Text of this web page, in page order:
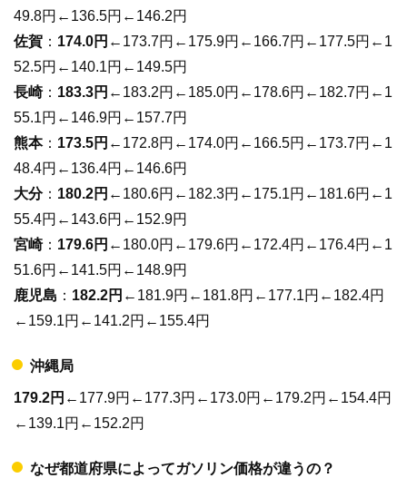
49.8円←136.5円←146.2円
佐賀 ： 174.0円 ←173.7円←175.9円←166.7円←177.5円←1
52.5円←140.1円←149.5円
長崎： 183.3円 ←183.2円←185.0円←178.6円←182.7円←1
55.1円←146.9円←157.7円
熊本： 173.5円 ←172.8円←174.0円←166.5円←173.7円←1
48.4円←136.4円←146.6円
大分： 180.2円 ←180.6円←182.3円←175.1円←181.6円←1
55.4円←143.6円←152.9円
宮崎： 179.6円 ←180.0円←179.6円←172.4円←176.4円←1
51.6円←141.5円←148.9円
鹿児島 ： 182.2円 ←181.9円←181.8円←177.1円←182.4円
←159.1円←141.2円←155.4円
沖縄局
179.2円 ←177.9円←177.3円←173.0円←179.2円←154.4円
←139.1円←152.2円
なぜ都道府県によってガソリン価格が違うの？